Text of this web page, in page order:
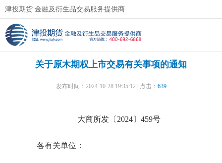
津投期货 金融及衍生品交易服务提供商
关于原木期权上市交易有关事项的通知
发布时间：2024-10-28 19:35:12 | 点击： 639
大商所发〔2024〕459号
各有关单位：